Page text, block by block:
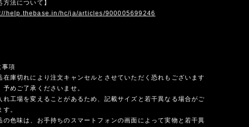
方法について】
help.thebase.in/hc/ja/articles/900005699246
項
在庫切れにより注文キャンセルとさせていただく恐れもございます
予めご了承くださいませ。
れ工場を変えることがあるため、記載サイズと若干異なる場合がご
す。
の色味は、お手持ちのスマートフォンの画面によって実物と若干異